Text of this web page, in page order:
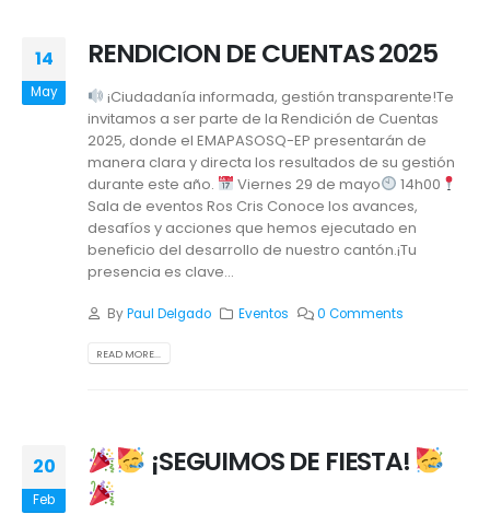
14
May
RENDICION DE CUENTAS 2025
¡Ciudadanía informada, gestión transparente!Te
invitamos a ser parte de la Rendición de Cuentas
2025, donde el EMAPASOSQ-EP presentarán de
manera clara y directa los resultados de su gestión
durante este año.
Viernes 29 de mayo
14h00
Sala de eventos Ros Cris Conoce los avances,
desafíos y acciones que hemos ejecutado en
beneficio del desarrollo de nuestro cantón.¡Tu
presencia es clave...
ByPaul Delgado Eventos 0 Comments
READ MORE...
20
Feb
¡SEGUIMOS DE FIESTA!